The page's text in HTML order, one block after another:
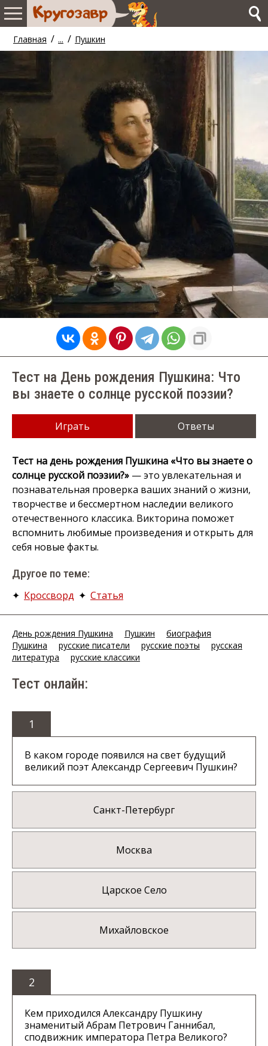
Главная / ... / Пушкин
Тест на День рождения Пушкина: Что
вы знаете о солнце русской поэзии?
Играть Ответы
Тест на день рождения Пушкина «Что вы знаете о
солнце русской поэзии?» — это увлекательная и
познавательная проверка ваших знаний о жизни,
творчестве и бессмертном наследии великого
отечественного классика. Викторина поможет
вспомнить любимые произведения и открыть для
себя новые факты.
Другое по теме:
✦ Кроссворд ✦ Статья
День рождения Пушкина Пушкин
биография
Пушкина
русские писатели русские поэты
русская
литература
русские классики
Тест онлайн:
1
В каком городе появился на свет будущий
великий поэт Александр Сергеевич Пушкин?
Санкт-Петербург
Москва
Царское Село
Михайловское
2
Кем приходился Александру Пушкину
знаменитый Абрам Петрович Ганнибал,
сподвижник императора Петра Великого?